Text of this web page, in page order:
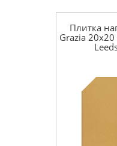
Плитка
Grazia